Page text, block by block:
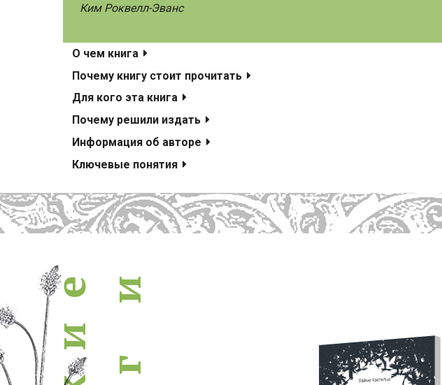
Ким Роквелл-Эванс
О чем книга
Почему книгу стоит прочитать
Для кого эта книга
Почему решили издать
Информация об авторе
Ключевые понятия
и
е
г
и